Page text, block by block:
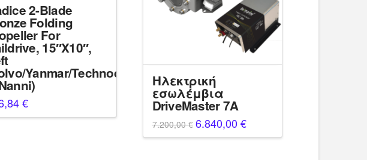
2-Blade
Folding
For
15″X10″,
Yanmar/Technodrive
€
Ηλεκτρική
εσωλέμβια
DriveMaster 7A
7.200,00€ Original
price
was:
6.840,00€Η
τρέχουσα
τιμή